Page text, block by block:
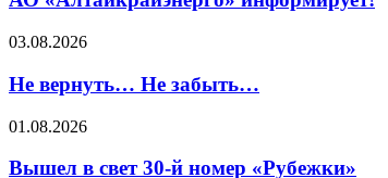
03.08.2026
Не вернуть… Не забыть…
01.08.2026
Вышел в свет 30-й номер «Рубежки»